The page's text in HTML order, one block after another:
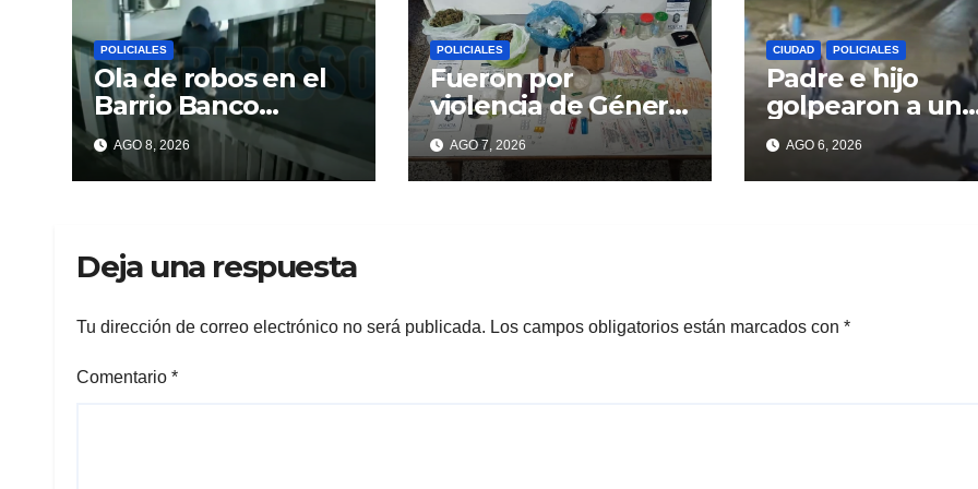
POLICIALES
Ola de robos en el
Barrio Banco
Provincia: escalan
paredes en la
noche y nadie
AGO 8, 2026
POLICIALES
Fueron por
violencia de Género
y encontraron
droga
AGO 7, 2026
CIUDAD POLICIALES
Padre e hijo
golpearon a un
delincuente
recuperar un
celular robado
AGO 6, 2026
Deja una respuesta
Tu dirección de correo electrónico no será publicada. Los campos obligatorios están marcados con *
Comentario *